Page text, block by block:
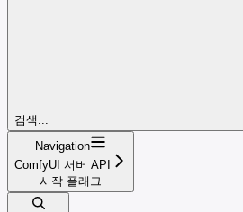
검색...
Navigation
ComfyUI 서버 API
시작 플래그